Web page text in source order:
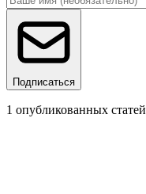
Подписаться
1 опубликованных статей